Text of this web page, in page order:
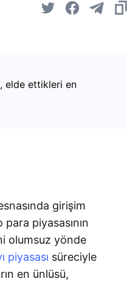
elde ettikleri en
girişim
piyasasının
olumsuz yönde
piyasası süreciyle
en ünlüsü,